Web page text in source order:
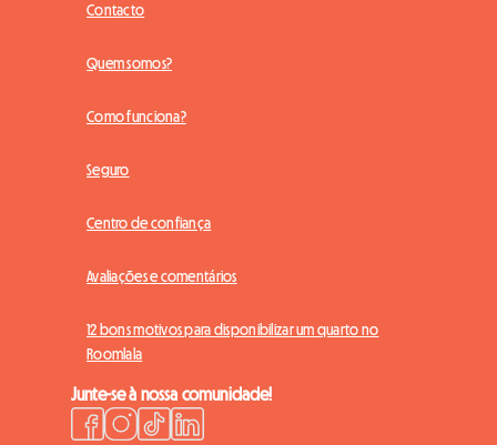
Contacto
Quem somos?
Como funciona?
Seguro
Centro de confiança
Avaliações e comentários
12 bons motivos para disponibilizar um quarto no
Roomlala
Junte-se à nossa comunidade!